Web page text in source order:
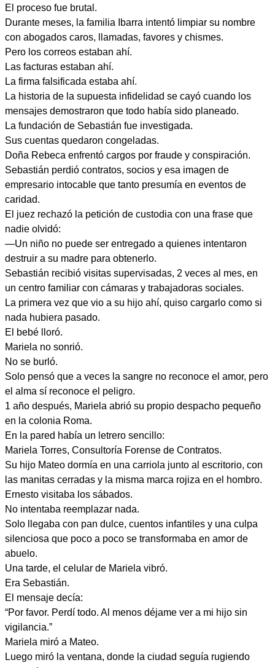
El proceso fue brutal.
Durante meses, la familia Ibarra intentó limpiar su nombre
con abogados caros, llamadas, favores y chismes.
Pero los correos estaban ahí.
Las facturas estaban ahí.
La firma falsificada estaba ahí.
La historia de la supuesta infidelidad se cayó cuando los
mensajes demostraron que todo había sido planeado.
La fundación de Sebastián fue investigada.
Sus cuentas quedaron congeladas.
Doña Rebeca enfrentó cargos por fraude y conspiración.
Sebastián perdió contratos, socios y esa imagen de
empresario intocable que tanto presumía en eventos de
caridad.
El juez rechazó la petición de custodia con una frase que
nadie olvidó:
—Un niño no puede ser entregado a quienes intentaron
destruir a su madre para obtenerlo.
Sebastián recibió visitas supervisadas, 2 veces al mes, en
un centro familiar con cámaras y trabajadoras sociales.
La primera vez que vio a su hijo ahí, quiso cargarlo como si
nada hubiera pasado.
El bebé lloró.
Mariela no sonrió.
No se burló.
Solo pensó que a veces la sangre no reconoce el amor, pero
el alma sí reconoce el peligro.
1 año después, Mariela abrió su propio despacho pequeño
en la colonia Roma.
En la pared había un letrero sencillo:
Mariela Torres, Consultoría Forense de Contratos.
Su hijo Mateo dormía en una carriola junto al escritorio, con
las manitas cerradas y la misma marca rojiza en el hombro.
Ernesto visitaba los sábados.
No intentaba reemplazar nada.
Solo llegaba con pan dulce, cuentos infantiles y una culpa
silenciosa que poco a poco se transformaba en amor de
abuelo.
Una tarde, el celular de Mariela vibró.
Era Sebastián.
El mensaje decía:
“Por favor. Perdí todo. Al menos déjame ver a mi hijo sin
vigilancia.”
Mariela miró a Mateo.
Luego miró la ventana, donde la ciudad seguía rugiendo